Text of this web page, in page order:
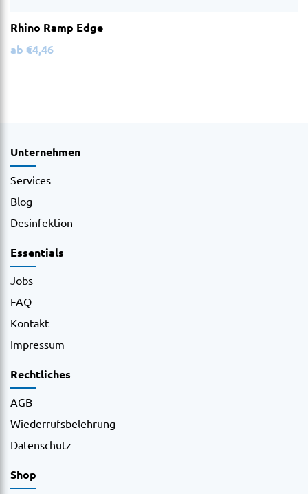
Rhino Ramp Edge
ab €4,46
Unternehmen
Services
Blog
Desinfektion
Essentials
Jobs
FAQ
Kontakt
Impressum
Rechtliches
AGB
Wiederrufsbelehrung
Datenschutz
Shop